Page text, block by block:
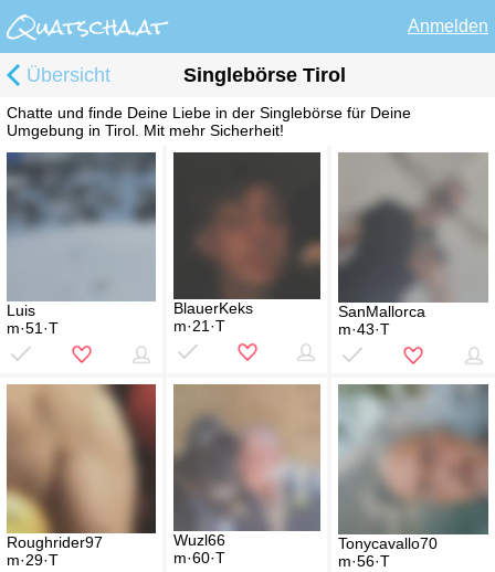
Anmelden
Übersicht Singlebörse Tirol
Chatte und finde Deine Liebe in der Singlebörse für Deine
Umgebung in Tirol. Mit mehr Sicherheit!
Luis
m·51·T
BlauerKeks
m·21·T
SanMallorca
m·43·T
Roughrider97
m·29·T
Wuzl66
m·60·T
Tonycavallo70
m·56·T